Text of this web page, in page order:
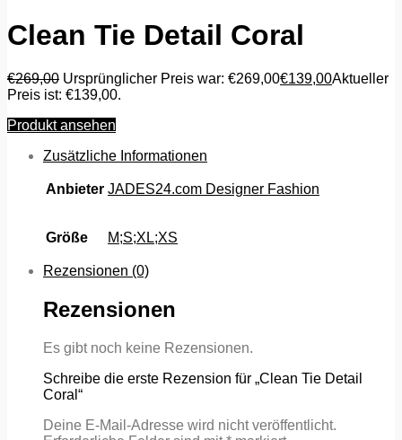
Clean Tie Detail Coral
€269,00 Ursprünglicher Preis war: €269,00€139,00Aktueller
Preis ist: €139,00.
Produkt ansehen
Zusätzliche Informationen
Anbieter JADES24.com Designer Fashion
Größe M;S;XL;XS
Rezensionen (0)
Rezensionen
Es gibt noch keine Rezensionen.
Schreibe die erste Rezension für „Clean Tie Detail
Coral“
Deine E-Mail-Adresse wird nicht veröffentlicht.